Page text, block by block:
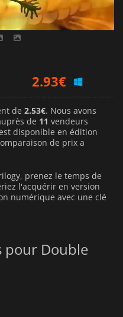
2.93€
2.62€
de 2.53€. Nous avons
de 11 vendeurs
disponible en édition
de prix a
prenez le temps de
l'acquérir en version
numérique avec une clé
pour Double